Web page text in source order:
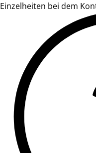
Einzelheiten bei dem